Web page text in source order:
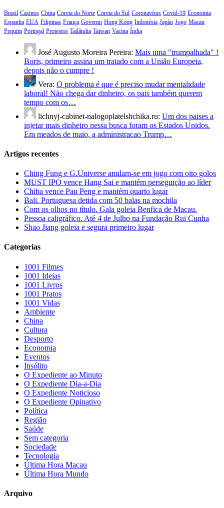
Brasil Casinos China Coreia do Norte Coreia do Sul Coronavírus Covid-19 Economia
Espanha EUA Filipinas França Governo Hong Kong Indonésia Japão Jogo Macau
Pequim Portugal Protestos Tailândia Taiwan Vacina Índia
José Augusto Moreira Pereira: Mais uma "trumpalhada" !
Boris, primeiro assina um tratado com a União Europeia,
depois não o cumpre !
Vera: O problema é que é preciso mudar mentalidade
laboral! Não chega dar dinheiro, os pais também querem
tempo com os…
lichnyj-cabinet-nalogoplatelshchika.ru: Um dos paises a
injetar mais dinheiro nessa busca foram os Estados Unidos.
Em meados de maio, a administracao Trump…
Artigos recentes
Ching Fung e G.Universe anulam-se em jogo com oito golos
MUST IPO vence Hang Sai e mantém perseguição ao líder
Chiba vence Pau Peng e mantém quarto lugar
Bali. Portuguesa detida com 50 balas na mochila
Com os olhos no título. Gala goleia Benfica de Macau.
Pessoa caligráfico. Até 4 de Julho na Fundação Rui Cunha
Shao Jiang goleia e segura primeiro lugar
Categorias
1001 Filmes
1001 Ideias
1001 Livros
1001 Pratos
1001 Vidas
Ambiente
China
Cultura
Desporto
Economia
Eventos
Insólito
O Expediente ao Minuto
O Expediente Dia-a-Dia
O Expediente Noticioso
O Expediente Opinativo
Política
Região
Saúde
Sem categoria
Sociedade
Tecnologia
Última Hora Macau
Última Hora Mundo
Arquivo